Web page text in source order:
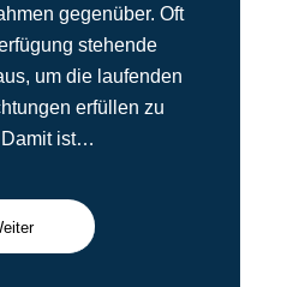
gegenüber. Oft
stehende
um die laufenden
erfüllen zu
Damit ist…